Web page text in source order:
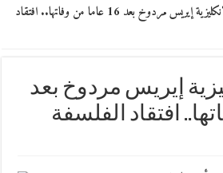
الروائية الإنكليزية إيريس مردوخ بعد 16 عاما من وفاتها.. افتقاد
إيريس مردوخ بعد